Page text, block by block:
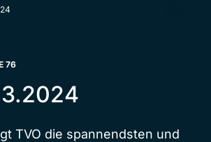
76
TVO die spannendsten und